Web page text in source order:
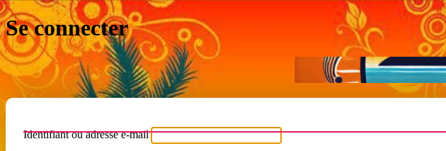
Se connecter
Identifiant ou adresse e-mail